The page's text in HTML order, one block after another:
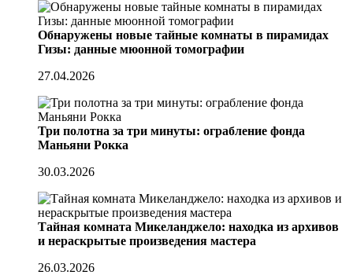
Обнаружены новые тайные комнаты в пирамидах
Гизы: данные мюонной томографии
27.04.2026
Три полотна за три минуты: ограбление фонда
Маньяни Рокка
30.03.2026
Тайная комната Микеланджело: находка из архивов
и нераскрытые произведения мастера
26.03.2026